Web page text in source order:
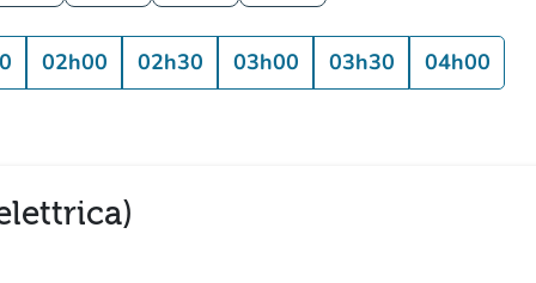
02h00 02h30 03h00 03h30 04h00